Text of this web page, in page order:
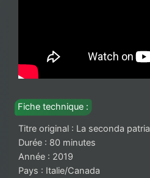
Fiche technique :
Titre original : La seconda patria
Durée : 80 minutes
Année : 2019
Pays : Italie/Canada